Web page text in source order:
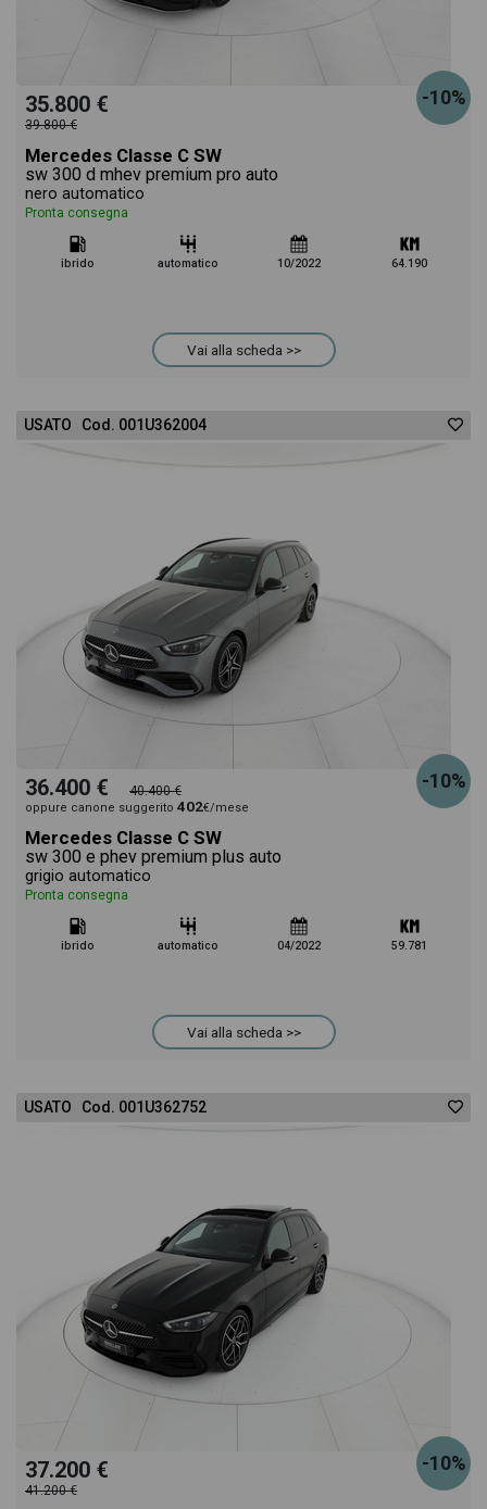
-10%
35.800 €
39.800 €
Mercedes Classe C SW
sw 300 d mhev premium pro auto
nero automatico
Pronta consegna
ibrido automatico 10/2022 64.190
Vai alla scheda >>
USATO Cod. 001U362004
-10%
36.400 € 40.400 €
oppure canone suggerito 402€/mese
Mercedes Classe C SW
sw 300 e phev premium plus auto
grigio automatico
Pronta consegna
ibrido automatico 04/2022 59.781
Vai alla scheda >>
USATO Cod. 001U362752
-10%
37.200 €
41.200 €